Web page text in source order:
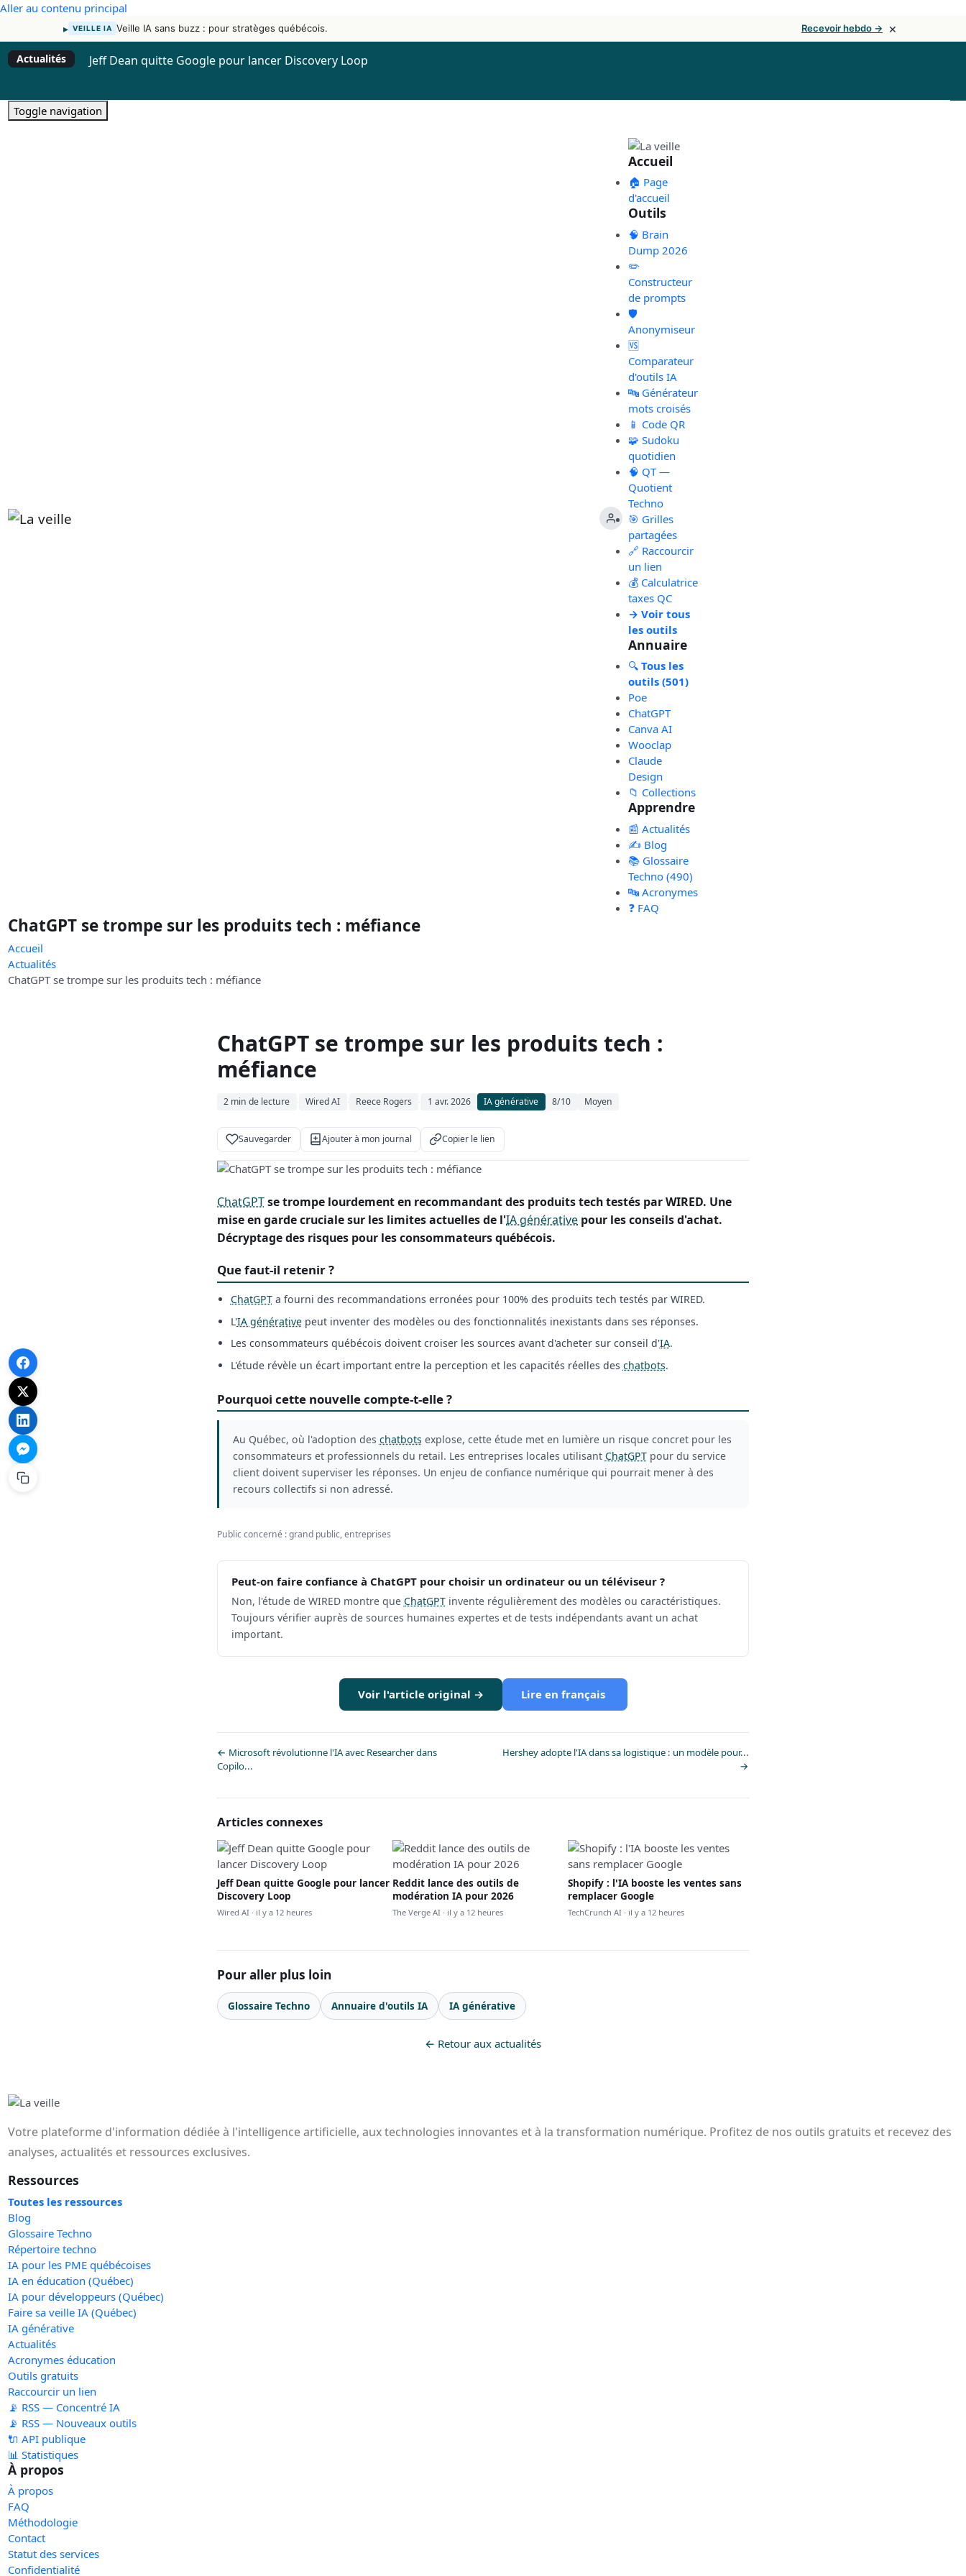
Aller au contenu principal
▸ VEILLE IA Veille IA sans buzz : pour stratèges québécois. Recevoir hebdo → ×
Actualités Jeff Dean quitte Google pour lancer Discovery Loop
Toggle navigation
Accueil
🏠 Page
d'accueil
Outils
🧠 Brain
Dump 2026
✏️
Constructeur
de prompts
🛡️
Anonymiseur
🆚
Comparateur
d'outils IA
🔤 Générateur
mots croisés
📱 Code QR
🧩 Sudoku
quotidien
🧠 QT —
Quotient
Techno
🎯 Grilles
partagées
🔗 Raccourcir
un lien
💰 Calculatrice
taxes QC
→ Voir tous
les outils
Annuaire
🔍Tous les
outils (501)
Poe
ChatGPT
Canva AI
Wooclap
Claude
Design
📁 Collections
Apprendre
📰 Actualités
✍️ Blog
📚 Glossaire
Techno (490)
🔤 Acronymes
❓ FAQ
ChatGPT se trompe sur les produits tech : méfiance
Accueil
Actualités
ChatGPT se trompe sur les produits tech : méfiance
ChatGPT se trompe sur les produits tech :
méfiance
2 min de lecture · Wired AI · Reece Rogers · 1 avr. 2026 IA générative 8/10 Moyen
Sauvegarder Ajouter à mon journal Copier le lien
ChatGPTse trompe lourdement en recommandant des produits tech testés par WIRED. Une
mise en garde cruciale sur les limites actuelles de l'IA générative pour les conseils d'achat.
Décryptage des risques pour les consommateurs québécois.
Que faut-il retenir ?
ChatGPTa fourni des recommandations erronées pour 100% des produits tech testés par WIRED.
L'IA générativepeut inventer des modèles ou des fonctionnalités inexistants dans ses réponses.
Les consommateurs québécois doivent croiser les sources avant d'acheter sur conseil d'IA.
L'étude révèle un écart important entre la perception et les capacités réelles des chatbots.
Pourquoi cette nouvelle compte-t-elle ?
Au Québec, où l'adoption des chatbots explose, cette étude met en lumière un risque concret pour les
consommateurs et professionnels du retail. Les entreprises locales utilisant ChatGPTpour du service
client doivent superviser les réponses. Un enjeu de confiance numérique qui pourrait mener à des
recours collectifs si non adressé.
Public concerné : grand public, entreprises
Peut-on faire confiance à ChatGPT pour choisir un ordinateur ou un téléviseur ?
Non, l'étude de WIRED montre que ChatGPTinvente régulièrement des modèles ou caractéristiques.
Toujours vérifier auprès de sources humaines expertes et de tests indépendants avant un achat
important.
Voir l'article original → Lire en français
← Microsoft révolutionne l'IA avec Researcher dans
Copilo...
Hershey adopte l'IA dans sa logistique : un modèle pour...
→
Articles connexes
Jeff Dean quitte Google pour lancer
Discovery Loop
Wired AI · il y a 12 heures
Reddit lance des outils de
modération IA pour 2026
The Verge AI · il y a 12 heures
Shopify : l'IA booste les ventes sans
remplacer Google
TechCrunch AI · il y a 12 heures
Pour aller plus loin
Glossaire Techno Annuaire d'outils IA IA générative
← Retour aux actualités
Votre plateforme d'information dédiée à l'intelligence artificielle, aux technologies innovantes et à la transformation numérique. Profitez de nos outils gratuits et recevez des
analyses, actualités et ressources exclusives.
Ressources
Toutes les ressources
Blog
Glossaire Techno
Répertoire techno
IA pour les PME québécoises
IA en éducation (Québec)
IA pour développeurs (Québec)
Faire sa veille IA (Québec)
IA générative
Actualités
Acronymes éducation
Outils gratuits
Raccourcir un lien
📡 RSS — Concentré IA
📡 RSS — Nouveaux outils
🔌 API publique
📊 Statistiques
À propos
À propos
FAQ
Méthodologie
Contact
Statut des services
Confidentialité